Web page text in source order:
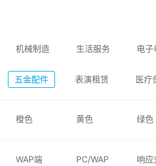
机械制造 生活服务 电子
五金配件 表演租赁 医疗
橙色 黄色 绿色
WAP端 PC/WAP 响应